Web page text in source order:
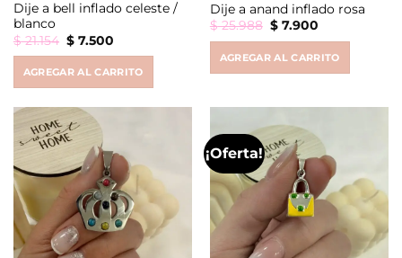
Dije a bell inflado celeste /
blanco
$21.154 Original
price
$ 21.154.
$7.500Current
$ 7.500.
AGREGAR AL CARRITO
Dije a anand inflado rosa
$25.988 Original
price
$ 25.988.
$7.900Current
$ 7.900.
AGREGAR AL CARRITO
¡Oferta!